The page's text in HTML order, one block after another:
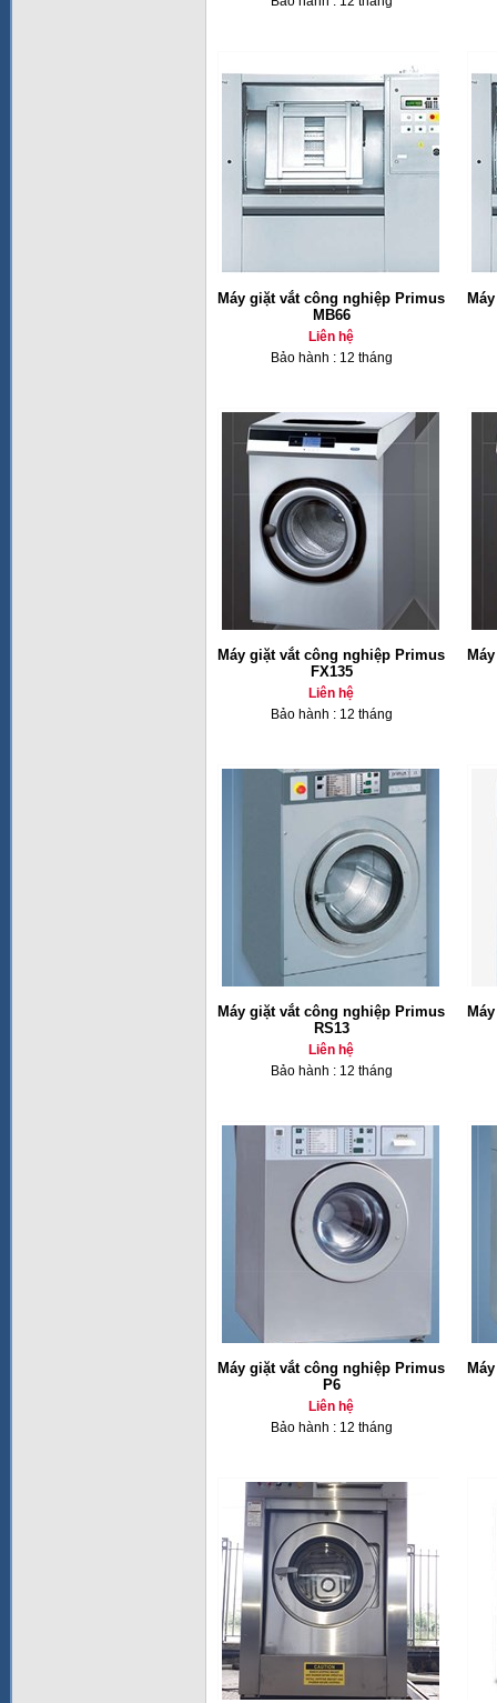
Máy giặt vắt công nghiệp Primus
MB66
Liên hệ
Bảo hành : 12 tháng
Máy giặt vắt công nghiệp Primus
FX135
Liên hệ
Bảo hành : 12 tháng
Máy giặt vắt công nghiệp Primus
RS13
Liên hệ
Bảo hành : 12 tháng
Máy giặt vắt công nghiệp Primus
P6
Liên hệ
Bảo hành : 12 tháng